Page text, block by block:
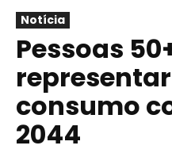
Notícia
Pessoas
consumo
2044